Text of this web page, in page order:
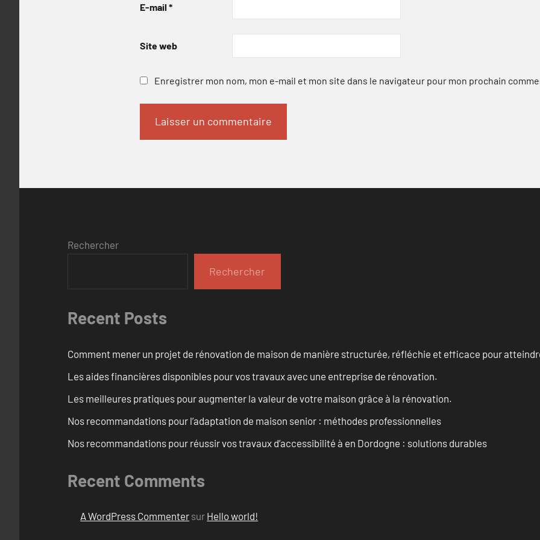
E-mail *
Site web
Enregistrer mon nom, mon e-mail et mon site dans le navigateur pour mon prochain
Rechercher
Rechercher
Recent Posts
Comment mener un projet de rénovation de maison de manière structurée, réfléchie et efficace pour
Les aides financières disponibles pour vos travaux avec une entreprise de rénovation.
Les meilleures pratiques pour augmenter la valeur de votre maison grâce à la rénovation.
Nos recommandations pour l’adaptation de maison senior : méthodes professionnelles
Nos recommandations pour réussir vos travaux d’accessibilité à en Dordogne : solutions durables
Recent Comments
A WordPress Commenter sur Hello world!